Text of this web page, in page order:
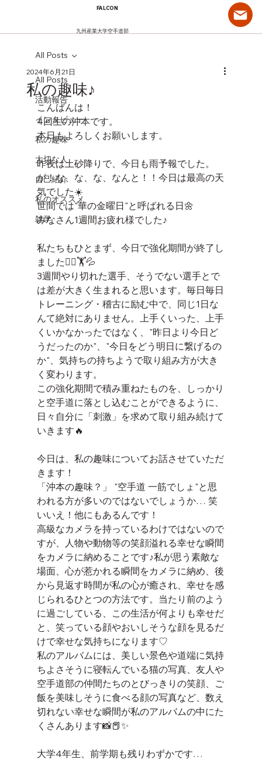
FALCON
九州産業大学空手道部
All Posts
活動報告
インタビュー
私の趣味
大切な人
自己紹介
私のオススメ
雑学
All Posts
私の趣味♪
2024年6月21日
こんばんは！
4回生の沖本です。
本日もよろしくお願いします。
昨夜は土砂降りで、今日も雨予報でした。
が！な、な、な、なんと！！今日は最高の天
気でした☀️
世間では"華の金曜日"と呼ばれる日🌼
みなさん1週間お疲れ様でした♪
私たちもひとまず、今日で強化期間が終了し
ました🏃‍♂️🏋️💦
3週間やり切れた選手、そうでない選手とで
は差が大きく生まれると思います。毎日毎日
トレーニング・稽古に励む中で、同じ1日な
んて絶対にありません。上手くいった、上手
くいかなかったではなく、"昨日より今日ど
うだったのか"、"今日をどう明日に繋げるの
か"、気持ちの持ちようで取り組み方が大き
く変わります。
この強化期間で積み重ねたものを、しっかり
と空手道に落とし込むことができるように、
日々自分に「刺激」を求めて取り組み続けて
いきます🔥
今日は、私の趣味についてお話させていただ
きます！
「沖本の趣味？」 "空手道 一筋でしょ"と思
われる方が多いのではないでしょうか… 笑
いいえ！他にもあるんです！
高級なカメラを持っているわけではないので
すが、人物や動物等の笑顔溢れる幸せな瞬間
をカメラに納めることです♪私が思う素敵な
場面、心が惹かれる瞬間をカメラに納め、後
から見返す時間が私の心が癒され、幸せを感
じられるひとつの方法です。当たり前のよう
に過ごしている、この生活が何よりも幸せだ
と、笑っている顔やおいしそうな顔を見るだ
けで幸せな気持ちになります♡
私のアルバムには、美しい景色や道端に気持
ちよさそうに寝転んでいる猫の写真、友人や
空手道部の仲間たちのとびっきりの笑顔、ご
飯を美味しそうに食べる顔の写真など、数え
切れない幸せな瞬間が私のアルバムの中にた
くさんあります📸📕✨
大学4年生、前学期も残りわずかです…